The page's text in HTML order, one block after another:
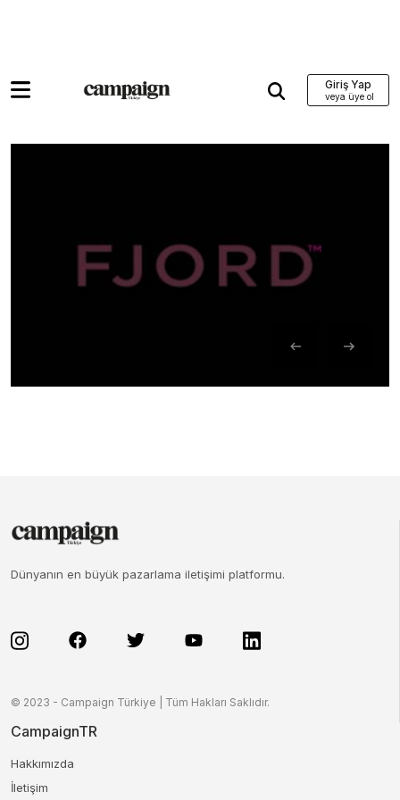
Giriş Yap
Dünyanın en büyük pazarlama iletişimi platformu.
© 2023 - Campaign Türkiye | Tüm Hakları Saklıdır.
CampaignTR
Hakkımızda
İletişim